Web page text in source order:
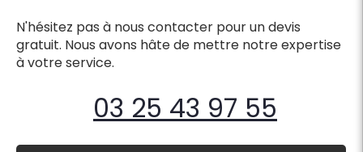
N'hésitez pas à nous contacter pour un devis
gratuit. Nous avons hâte de mettre notre expertise
à votre service.
03 25 43 97 55